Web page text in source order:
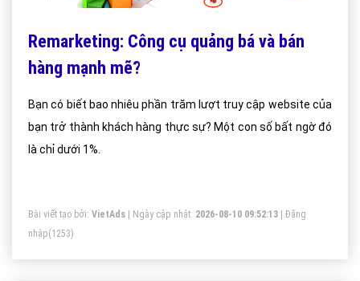
Remarketing: Công cụ quảng bá và bán
hàng mạnh mẽ?
Bạn có biết bao nhiêu phần trăm lượt truy cập website của
bạn trở thành khách hàng thực sự? Một con số bất ngờ đó
là chỉ dưới 1%.
Bài viết tạo bởi: VietAds | Ngày cập nhật: 2026-08-10 09:52:13
Đăng
nhập(1253)